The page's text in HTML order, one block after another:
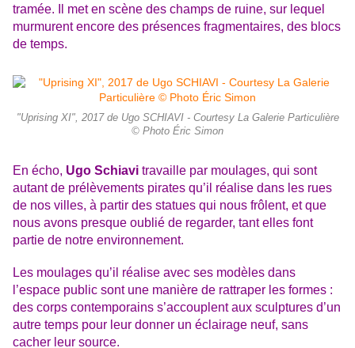
tramée. Il met en scène des champs de ruine, sur lequel
murmurent encore des présences fragmentaires, des blocs
de temps.
"Uprising XI", 2017 de Ugo SCHIAVI - Courtesy La Galerie Particulière
© Photo Éric Simon
En écho, Ugo Schiavi travaille par moulages, qui sont
autant de prélèvements pirates qu’il réalise dans les rues
de nos villes, à partir des statues qui nous frôlent, et que
nous avons presque oublié de regarder, tant elles font
partie de notre environnement.
Les moulages qu’il réalise avec ses modèles dans
l’espace public sont une manière de rattraper les formes :
des corps contemporains s’accouplent aux sculptures d’un
autre temps pour leur donner un éclairage neuf, sans
cacher leur source.